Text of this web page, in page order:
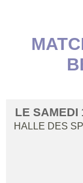
LE SAMEDI
HALLE DES